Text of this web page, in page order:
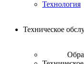
Технология
Техническое